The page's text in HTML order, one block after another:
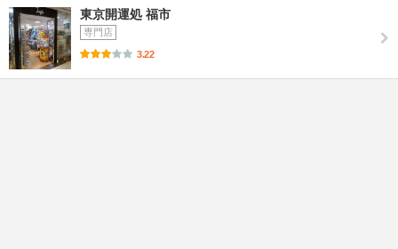
東京開運処 福市
専門店
3.22